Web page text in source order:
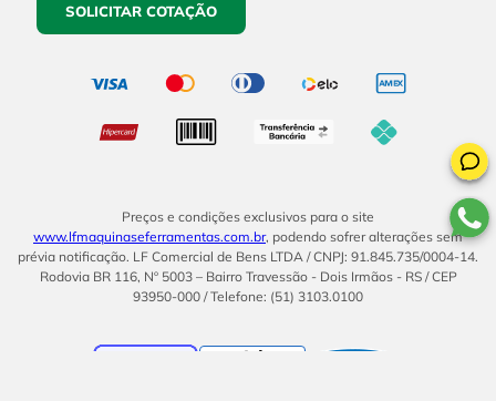
SOLICITAR COTAÇÃO
Preços e condições exclusivos para o site
www.lfmaquinaseferramentas.com.br, podendo sofrer alterações sem
prévia notificação. LF Comercial de Bens LTDA / CNPJ: 91.845.735/0004-14.
Rodovia BR 116, Nº 5003 – Bairro Travessão - Dois Irmãos - RS / CEP
93950-000 / Telefone: (51) 3103.0100